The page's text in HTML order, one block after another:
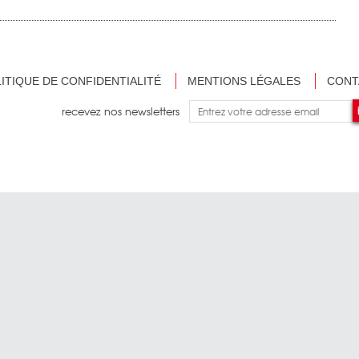
DE CONFIDENTIALITÉ MENTIONS LÉGALES
recevez nos newsletters